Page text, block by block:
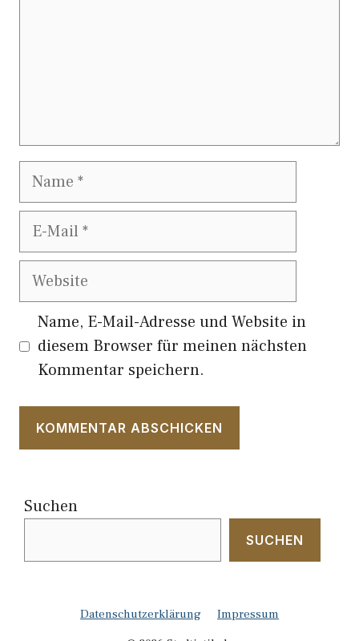
Name
E-
Website
Name, E-Mail-Adresse und Website in
diesem Browser für meinen nächsten
Kommentar speichern.
Suchen
SUCHEN
Datenschutzerklärung
Impressum